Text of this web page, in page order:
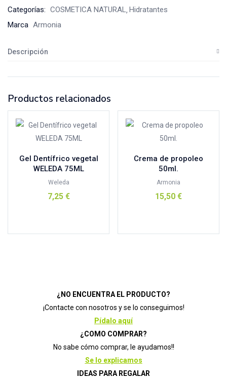
Categorías: COSMETICA NATURAL Hidratantes
Marca Armonia
Descripción
Productos relacionados
Gel Dentífrico vegetal
WELEDA 75ML
Weleda
7,25 €
Crema de propoleo
50ml.
Armonia
15,50 €
¿NO ENCUENTRA EL PRODUCTO?
¡Contacte con nosotros y se lo conseguimos!
Pídalo aquí
¿COMO COMPRAR?
No sabe cómo comprar, le ayudamos!!
Se lo explicamos
IDEAS PARA REGALAR